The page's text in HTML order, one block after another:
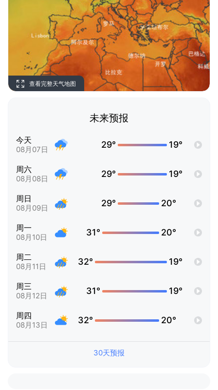
查看完整天气地图
未来预报
今天
08月07日 29° 19°
周六
08月08日 29° 19°
周日
08月09日 29° 20°
周一
08月10日 31° 20°
周二
08月11日 32° 19°
周三
08月12日 31° 19°
周四
08月13日 32° 20°
30天预报